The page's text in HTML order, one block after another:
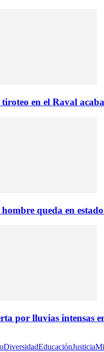
en el Raval
queda en
por lluvias intensas
DiversidadEducaciónJusticia